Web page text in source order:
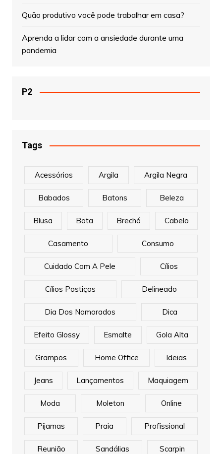
Quão produtivo você pode trabalhar em casa?
Aprenda a lidar com a ansiedade durante uma
pandemia
P2
Tags
Acessórios Argila Argila Negra
Babados Batons Beleza
Blusa Bota Brechó Cabelo
Casamento Consumo
Cuidado Com A Pele Cílios
Cílios Postiços Delineado
Dia Dos Namorados Dica
Efeito Glossy Esmalte Gola Alta
Grampos Home Office Ideias
Jeans Lançamentos Maquiagem
Moda Moleton Online
Pijamas Praia Profissional
Reunião Sandálias Scarpin